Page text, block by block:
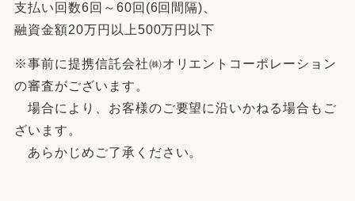
支払い回数6回～60回(6回間隔)、
融資金額20万円以上500万円以下
※事前に提携信託会社㈱オリエントコーポレーション
の審査がございます。
場合により、お客様のご要望に沿いかねる場合もご
ざいます。
あらかじめご了承ください。